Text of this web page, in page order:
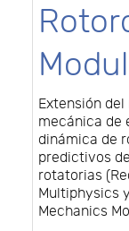
Extensión del
mecánica de
dinámica de
predictivos
rotatorias
Multiphysics
Mechanics